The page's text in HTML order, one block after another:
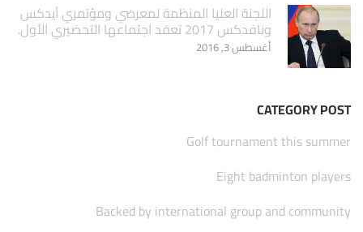
اللجنة العليا المنظمة لمعرضي ومؤتمري آيدكس
ونافدكس 2017 تعقد اجتماعها التحضيري الأول.
أغسطس 3, 2016
CATEGORY POST
Golf tournament this summer
Eight badminton players
Backed by international group and community